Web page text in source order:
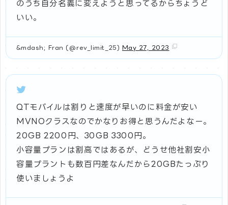
のうち自分名義に変えようと思ってるからちょうど
いい。
&mdash; Fran (@rev_limit_25) May 27, 2023
QTモバイルは割りと速度が早いのに料金が安い
MVNOクラスなのでかなりお得と思うんだよなー。
20GB 2200円、30GB 3300円。
小容量プランは割高ではあるが、どうせ他社割安小
容量プラントも数百円差なんだから20GBたっぷり
使いましょうよ